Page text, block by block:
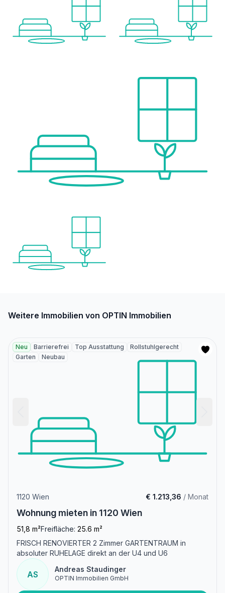
Weitere Immobilien von OPTIN Immobilien
Neu Barrierefrei Top Ausstattung
Rollstuhlgerecht
Garten
Neubau
1120 Wien € 1.213,36 / Monat
Wohnung mieten in 1120 Wien
51,8 m²Freifläche: 25.6 m²
FRISCH RENOVIERTER 2 Zimmer GARTENTRAUM in
absoluter RUHELAGE direkt an der U4 und U6
AS
Andreas Staudinger
OPTIN Immobilien GmbH